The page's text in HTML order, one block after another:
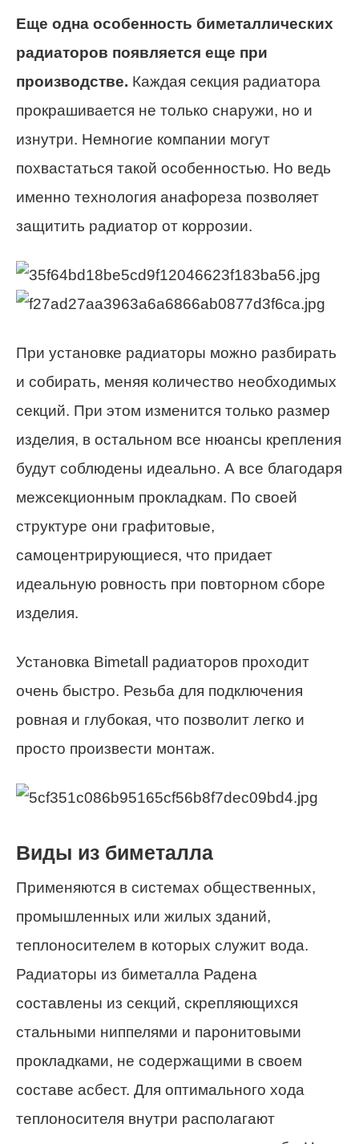
Еще одна особенность биметаллических
радиаторов появляется еще при
производстве. Каждая секция радиатора
прокрашивается не только снаружи, но и
изнутри. Немногие компании могут
похвастаться такой особенностью. Но ведь
именно технология анафореза позволяет
защитить радиатор от коррозии.
При установке радиаторы можно разбирать
и собирать, меняя количество необходимых
секций. При этом изменится только размер
изделия, в остальном все нюансы крепления
будут соблюдены идеально. А все благодаря
межсекционным прокладкам. По своей
структуре они графитовые,
самоцентрирующиеся, что придает
идеальную ровность при повторном сборе
изделия.
Установка Bimetall радиаторов проходит
очень быстро. Резьба для подключения
ровная и глубокая, что позволит легко и
просто произвести монтаж.
Виды из биметалла
Применяются в системах общественных,
промышленных или жилых зданий,
теплоносителем в которых служит вода.
Радиаторы из биметалла Радена
составлены из секций, скрепляющихся
стальными ниппелями и паронитовыми
прокладками, не содержащими в своем
составе асбест. Для оптимального хода
теплоносителя внутри располагают